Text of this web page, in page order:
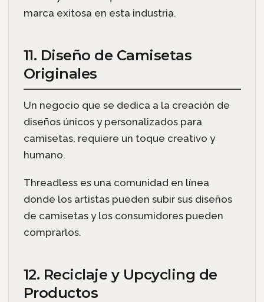
marca exitosa en esta industria.
11. Diseño de Camisetas
Originales
Un negocio que se dedica a la creación de
diseños únicos y personalizados para
camisetas, requiere un toque creativo y
humano.
Threadless es una comunidad en línea
donde los artistas pueden subir sus diseños
de camisetas y los consumidores pueden
comprarlos.
12. Reciclaje y Upcycling de
Productos